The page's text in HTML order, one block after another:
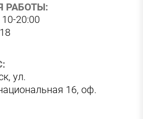
РАБОТЫ:
20:00
ул.
16, оф.